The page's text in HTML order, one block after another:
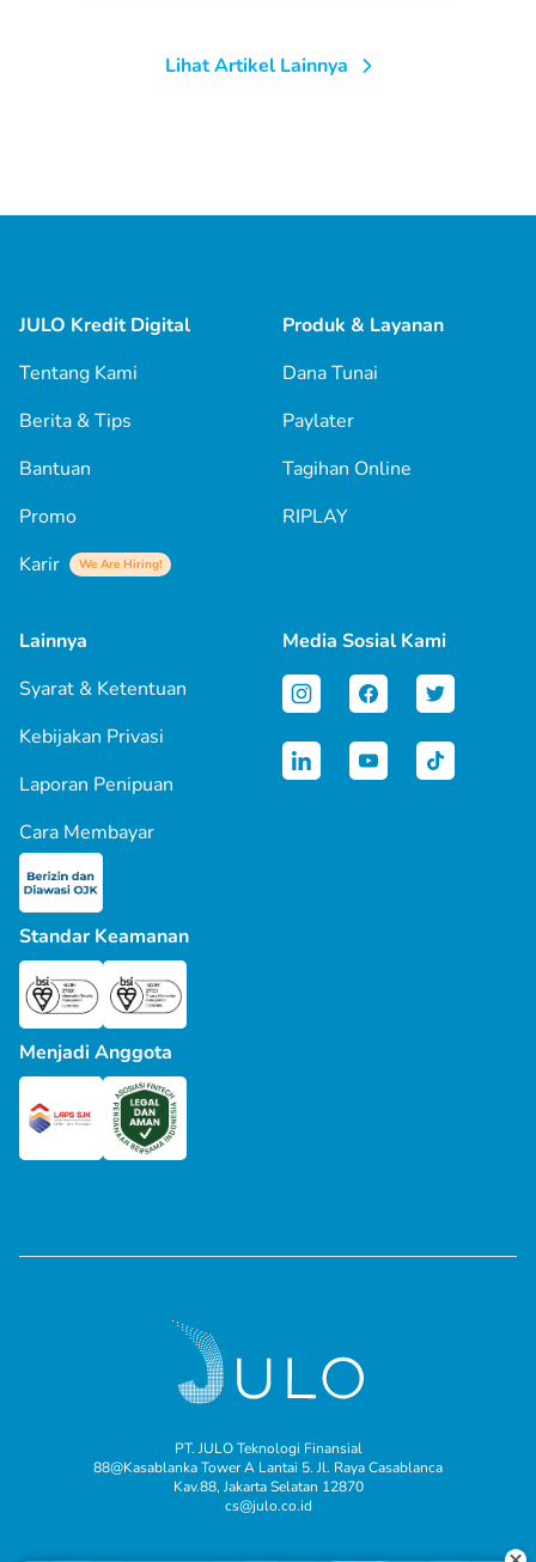
Lihat Artikel Lainnya
JULO Kredit Digital
Tentang Kami
Berita & Tips
Bantuan
Promo
Karir
We Are Hiring!
Produk & Layanan
Dana Tunai
Paylater
Tagihan Online
RIPLAY
Lainnya
Syarat & Ketentuan
Kebijakan Privasi
Laporan Penipuan
Cara Membayar
Media Sosial Kami
Standar Keamanan
Menjadi Anggota
PT. JULO Teknologi Finansial
88@Kasablanka Tower A Lantai 5. Jl. Raya Casablanca
Kav.88, Jakarta Selatan 12870
cs@julo.co.id